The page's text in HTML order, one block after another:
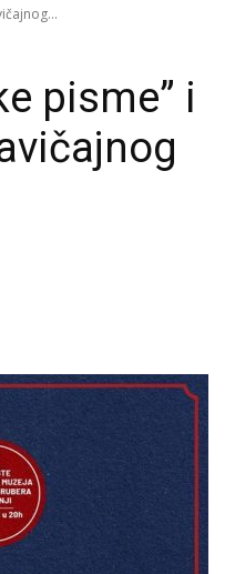
pisme” i